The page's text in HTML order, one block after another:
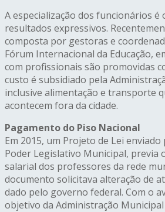
A especialização dos funcionários é
resultados expressivos.
composta por gestoras e
Fórum Internacional da Educação,
com profissionais são promovidas
custo é subsidiado pela
inclusive alimentação e transporte
acontecem fora da cidade.
Pagamento do Piso Nacional
Em 2015, um Projeto de Lei enviado
Poder Legislativo Municipal, previa
salarial dos professores da rede
documento solicitava alteração de
dado pelo governo federal. Com o
objetivo da Administração